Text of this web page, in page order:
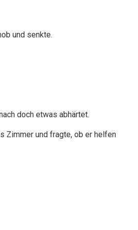
und senkte.
doch etwas abhärtet.
Zimmer und fragte, ob er helfen